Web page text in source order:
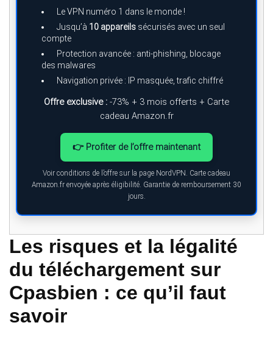
Le VPN numéro 1 dans le monde !
Jusqu’à 10 appareils sécurisés avec un seul
compte
Protection avancée : anti-phishing, blocage
des malwares
Navigation privée : IP masquée, trafic chiffré
Offre exclusive : -73% + 3 mois offerts + Carte
cadeau Amazon.fr
👉 Profiter de l’offre maintenant
Voir conditions de l’offre sur la page NordVPN. Carte cadeau
Amazon.fr envoyée après éligibilité. Garantie de remboursement 30
jours.
Les risques et la légalité
du téléchargement sur
Cpasbien : ce qu’il faut
savoir